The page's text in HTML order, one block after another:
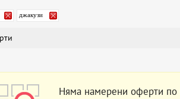
джакузи
Няма намерени оферти по